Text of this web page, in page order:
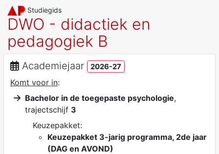
Studiegids
DWO - didactiek en
pedagogiek B
Academiejaar 2026-27
Komt voor in:
Bachelor in de toegepaste psychologie,
trajectschijf 3
Keuzepakket:
Keuzepakket 3-jarig programma, 2de jaar
(DAG en AVOND)